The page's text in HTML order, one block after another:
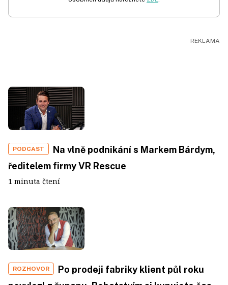
PODCAST
Na vlně podnikání s Markem Bárdym,
ředitelem firmy VR Rescue
1 minuta čtení
ROZHOVOR
Po prodeji fabriky klient půl roku